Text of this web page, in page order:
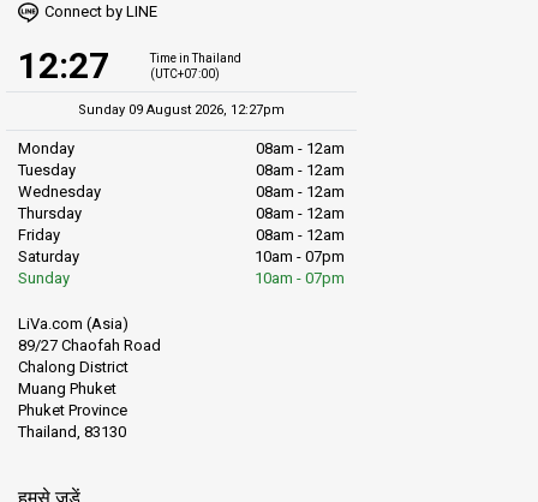
Connect by LINE
12:27
Time in Thailand
(UTC+07:00)
Sunday 09 August 2026, 12:27pm
Monday
08am - 12am
Tuesday
08am - 12am
Wednesday
08am - 12am
Thursday
08am - 12am
Friday
08am - 12am
Saturday
10am - 07pm
Sunday
10am - 07pm
LiVa.com (Asia)
89/27 Chaofah Road
Chalong District
Muang Phuket
Phuket Province
Thailand, 83130
हमसे जुड़ें